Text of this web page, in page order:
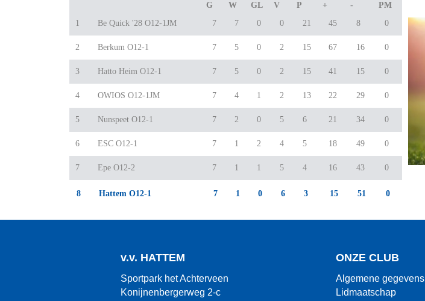
G W GL V P + -
PM
1
Be Quick '28 O12-1JM 7 7 0 0 21 45 8 0
2 Berkum O12-1 7 5 0 2 15 67 16 0
3 Hatto Heim O12-1 7 5 0 2 15 41 15 0
4 OWIOS O12-1JM 7 4 1 2 13 22 29 0
5 Nunspeet O12-1 7 2 0 5 6 21 34 0
6 ESC O12-1 7 1 2 4 5 18 49 0
7 Epe O12-2 7 1 1 5 4 16 43 0
8 Hattem O12-1 7 1 0 6 3 15 51 0
v.v. HATTEM
Sportpark het Achterveen
Konijnenbergerweg 2-c
ONZE CLUB
Algemene gegevens
Lidmaatschap